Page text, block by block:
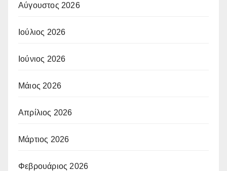
Αύγουστος 2026
Ιούλιος 2026
Ιούνιος 2026
Μάιος 2026
Απρίλιος 2026
Μάρτιος 2026
Φεβρουάριος 2026